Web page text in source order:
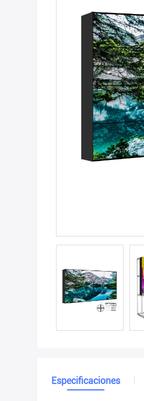
Especificaciones